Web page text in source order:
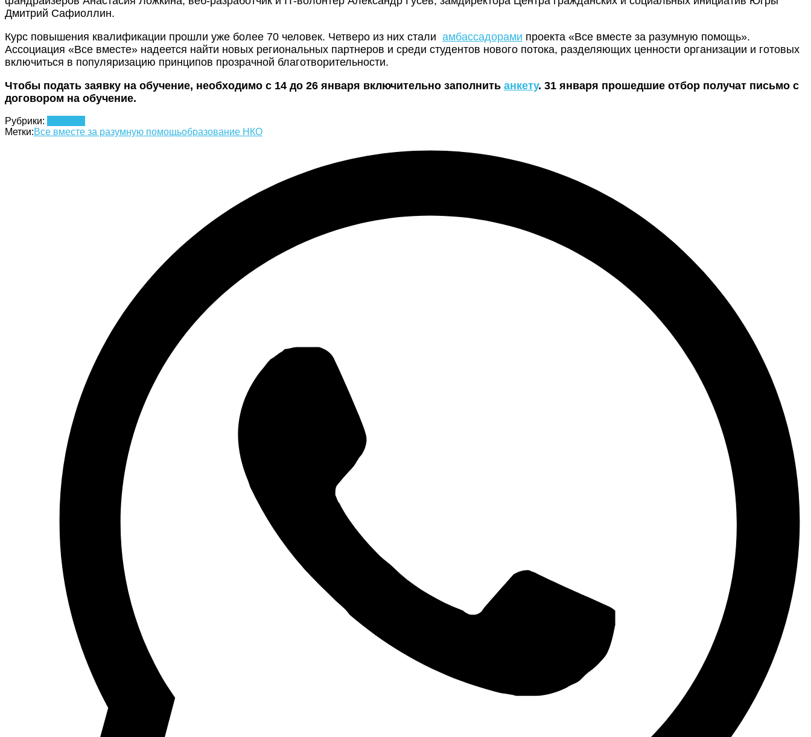
Дмитрий Сафиоллин.
Курс повышения квалификации прошли уже более 70 человек. Четверо из них стали амбассадорами проекта «Все вместе за разумную помощь».
Ассоциация «Все вместе» надеется найти новых региональных партнеров и среди студентов нового потока, разделяющих ценности организации и готовых
включиться в популяризацию принципов прозрачной благотворительности.
Чтобы подать заявку на обучение, необходимо с 14 до 26 января включительно заполнить анкету. 31 января прошедшие отбор получат письмо с
договором на обучение.
Рубрики:
Метки:Все вместе за разумную помощьобразование НКО